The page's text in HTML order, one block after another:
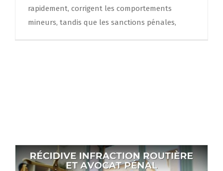
rapidement, corrigent les comportements
mineurs, tandis que les sanctions pénales,